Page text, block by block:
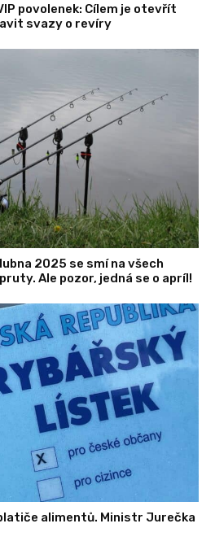
povolenek: Cílem je otevřít
svazy o revíry
2025 se smí na všech
Ale pozor, jedná se o apríl!
alimentů. Ministr Jurečka